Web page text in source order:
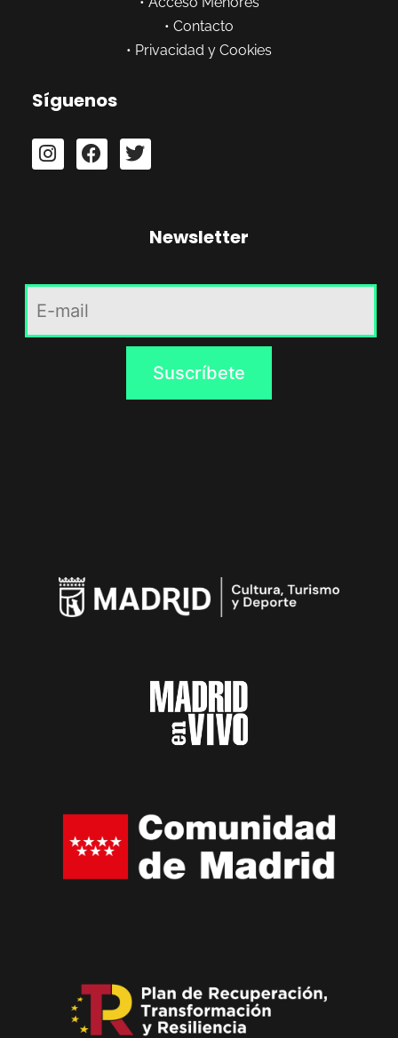
• Contacto
• Privacidad y Cookies
Síguenos
Newsletter